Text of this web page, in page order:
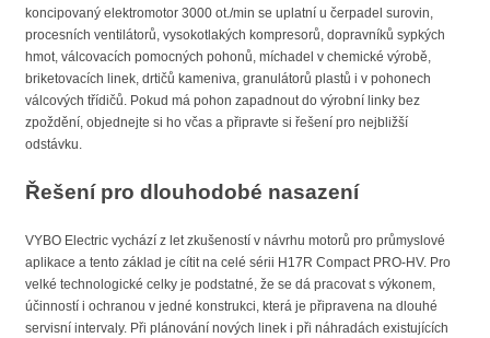
koncipovaný elektromotor 3000 ot./min se uplatní u čerpadel surovin,
procesních ventilátorů, vysokotlakých kompresorů, dopravníků sypkých
hmot, válcovacích pomocných pohonů, míchadel v chemické výrobě,
briketovacích linek, drtičů kameniva, granulátorů plastů i v pohonech
válcových třídičů. Pokud má pohon zapadnout do výrobní linky bez
zpoždění, objednejte si ho včas a připravte si řešení pro nejbližší
odstávku.
Řešení pro dlouhodobé nasazení
VYBO Electric vychází z let zkušeností v návrhu motorů pro průmyslové
aplikace a tento základ je cítit na celé sérii H17R Compact PRO-HV. Pro
velké technologické celky je podstatné, že se dá pracovat s výkonem,
účinností i ochranou v jedné konstrukci, která je připravena na dlouhé
servisní intervaly. Při plánování nových linek i při náhradách existujících